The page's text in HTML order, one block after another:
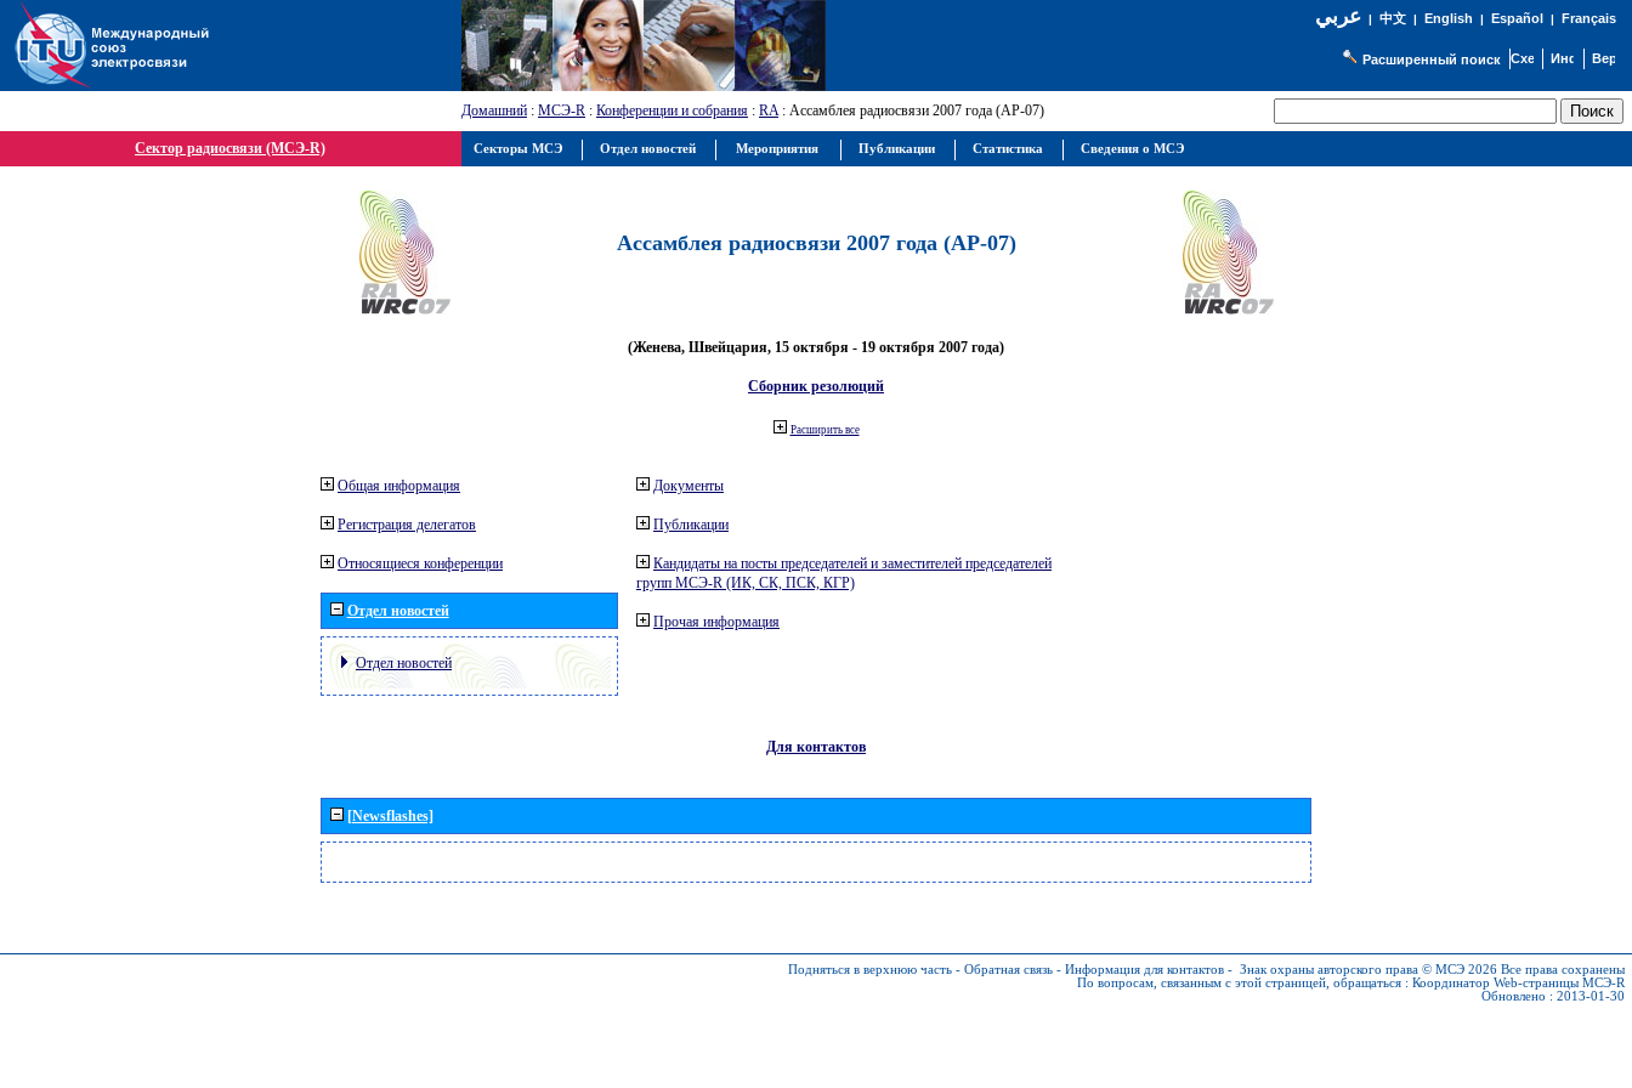
عربي| 中文| English | Español | Français
Расширенный поиск
Домашний : МСЭ-R : Конференции и собрания : RA: Ассамблея радиосвязи 2007 года (АР-07)
Сектор радиосвязи (МСЭ-R)
Ассамблея радиосвязи 2007 года (АР-07)
(Женева, Швейцария, 15 октября - 19 октября 2007 года)
Сборник резолюций
Расширить все
Общая информация
Регистрация делегатов
Относящиеся конференции
Отдел новостей
Отдел новостей
Документы
Публикации
Кандидаты на посты председателей и заместителей председателей
групп МСЭ-R (ИК, СК, ПСК, КГР)
Прочая информация
Для контактов
[Newsflashes]
Подняться в верхнюю часть - Обратная связь - Информация для контактов - Знак охраны авторского права © МСЭ 2026 Все права сохранены
По вопросам, связанным с этой страницей, обращаться : Координатор Web-страницы МСЭ-R
Обновлено : 2013-01-30
Секторы МСЭ Отдел новостей Мероприятия Публикации Статистика Сведения о МСЭ